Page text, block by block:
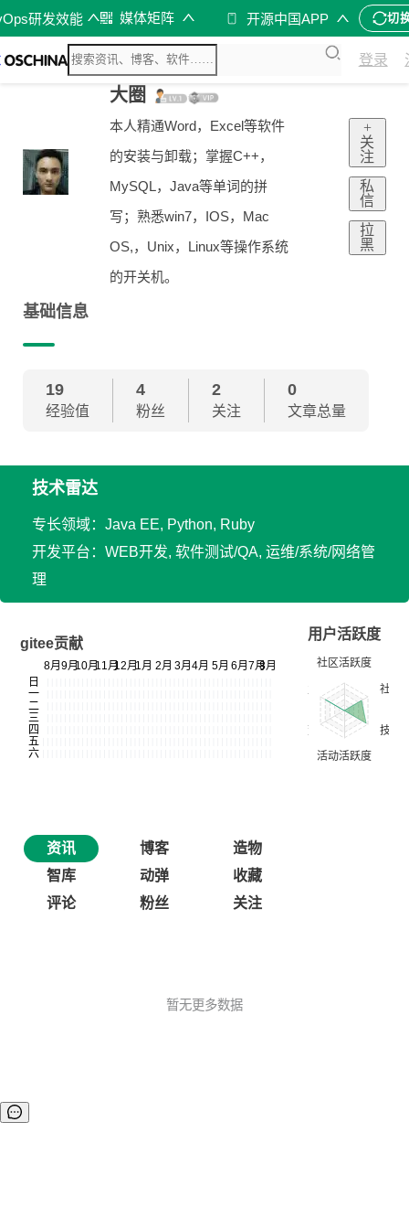
研发效能 媒体矩阵 开源中国APP 切
登录
大圈
本人精通Word，Excel等软件
的安装与卸载；掌握C++，
MySQL，Java等单词的拼
写；熟悉win7，IOS，Mac
OS,，Unix，Linux等操作系统
的开关机。
+
关
注
私
信
拉
黑
基础信息
19
经验值
4
粉丝
2
关注
0
文章总量
技术雷达
专长领域：Java EE, Python, Ruby
开发平台：WEB开发, 软件测试/QA, 运维/系统/网络管
理
gitee贡献
用户活跃度
资讯 博客
造物
智库
动弹
收藏
评论
粉丝 关注
暂无更多数据